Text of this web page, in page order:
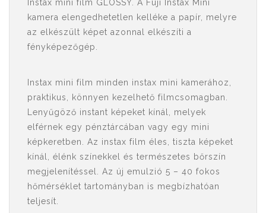
Instax mini film GLOSSY. A Fuji Instax Mini
kamera elengedhetetlen kelléke a papír, melyre
az elkészült képet azonnal elkészíti a
fényképezőgép.
Instax mini film minden instax mini kamerához,
praktikus, könnyen kezelhető filmcsomagban.
Lenyűgöző instant képeket kínál, melyek
elférnek egy pénztárcában vagy egy mini
képkeretben. Az instax film éles, tiszta képeket
kínál, élénk színekkel és természetes bőrszín
megjelenítéssel. Az új emulzió 5 – 40 fokos
hőmérséklet tartományban is megbízhatóan
teljesít.